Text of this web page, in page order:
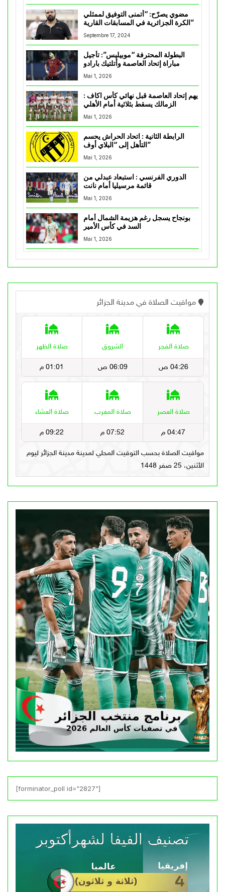
مضوي يصرّح: “أتمنى التوفيق لممثلي
الكرة الجزائرية في المسابقات القارية”
Septembre 17, 2024
البطولة المحترفة “موبيليس”: تأجيل
مباراة إتحاد العاصمة وأتلتيك بارادو
Mai 1, 2026
يهم إتحاد العاصمة قبل نهائي كأس اكاف :
Mai 1, 2026
الرابطة الثانية : اتحاد الحراش يحسم
التأهل إلى “البلاي أوف”
Mai 1, 2026
الدوري الفرنسي : استبعاد عبدلي من
قائمة مرسيليا أمام نانت
Mai 1, 2026
بونجاح يسجل رغم هزيمة الشمال أمام
السد في كأس الأمير
Mai 1, 2026
[forminator_poll id="2827"]